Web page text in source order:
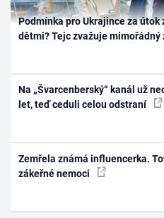
Podmínka pro Ukrajince za útok
dětmi? Tejc zvažuje mimořádný
Na „Švarcenberský“ kanál už
let, teď ceduli celou odstraní
Zemřela známá influencerka.
zákeřné nemoci